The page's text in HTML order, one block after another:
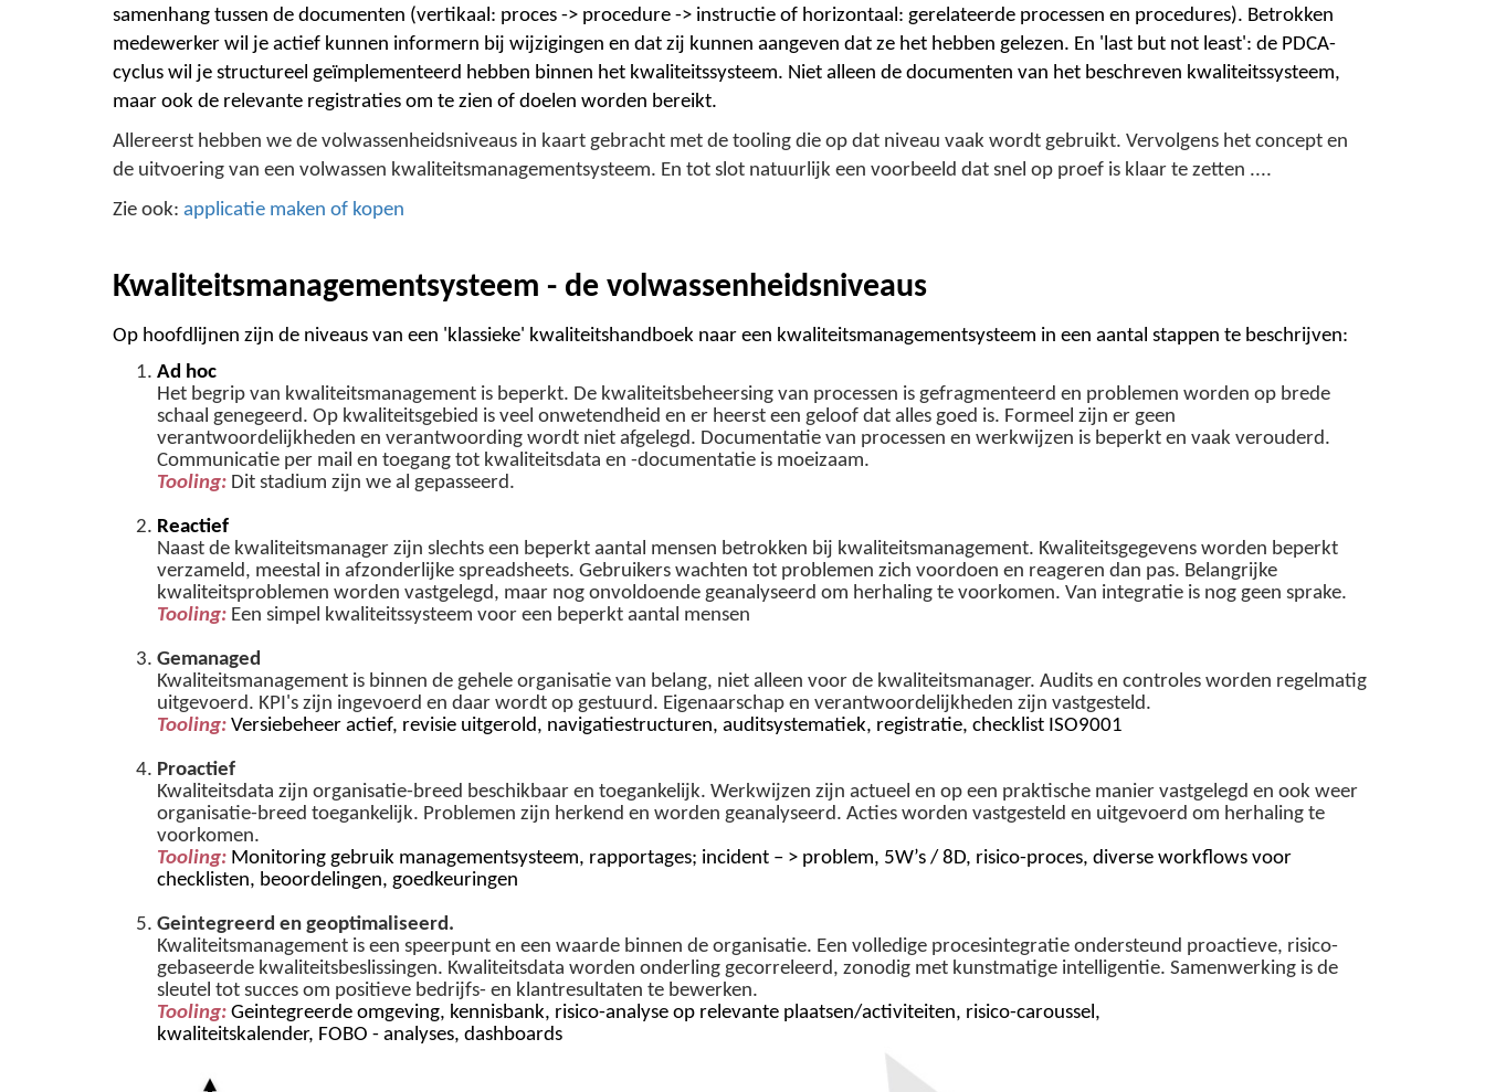
samenhang tussen de documenten (vertikaal: proces -> procedure -> instructie of horizontaal: gerelateerde processen en procedures). Betrokken
medewerker wil je actief kunnen informern bij wijzigingen en dat zij kunnen aangeven dat ze het hebben gelezen. En 'last but not least': de PDCA-
cyclus wil je structureel geïmplementeerd hebben binnen het kwaliteitssysteem. Niet alleen de documenten van het beschreven kwaliteitssysteem,
maar ook de relevante registraties om te zien of doelen worden bereikt.
Allereerst hebben we de volwassenheidsniveaus in kaart gebracht met de tooling die op dat niveau vaak wordt gebruikt. Vervolgens het concept en
de uitvoering van een volwassen kwaliteitsmanagementsysteem. En tot slot natuurlijk een voorbeeld dat snel op proef is klaar te zetten ....
Zie ook: applicatie maken of kopen
Kwaliteitsmanagementsysteem - de volwassenheidsniveaus
Op hoofdlijnen zijn de niveaus van een 'klassieke' kwaliteitshandboek naar een kwaliteitsmanagementsysteem in een aantal stappen te beschrijven:
Ad hoc
Het begrip van kwaliteitsmanagement is beperkt. De kwaliteitsbeheersing van processen is gefragmenteerd en problemen worden op brede
schaal genegeerd. Op kwaliteitsgebied is veel onwetendheid en er heerst een geloof dat alles goed is. Formeel zijn er geen
verantwoordelijkheden en verantwoording wordt niet afgelegd. Documentatie van processen en werkwijzen is beperkt en vaak verouderd.
Communicatie per mail en toegang tot kwaliteitsdata en -documentatie is moeizaam.
Tooling: Dit stadium zijn we al gepasseerd.
Reactief
Naast de kwaliteitsmanager zijn slechts een beperkt aantal mensen betrokken bij kwaliteitsmanagement. Kwaliteitsgegevens worden beperkt
verzameld, meestal in afzonderlijke spreadsheets. Gebruikers wachten tot problemen zich voordoen en reageren dan pas. Belangrijke
kwaliteitsproblemen worden vastgelegd, maar nog onvoldoende geanalyseerd om herhaling te voorkomen. Van integratie is nog geen sprake.
Tooling: Een simpel kwaliteitssysteem voor een beperkt aantal mensen
Gemanaged
Kwaliteitsmanagement is binnen de gehele organisatie van belang, niet alleen voor de kwaliteitsmanager. Audits en controles worden regelmatig
uitgevoerd. KPI's zijn ingevoerd en daar wordt op gestuurd. Eigenaarschap en verantwoordelijkheden zijn vastgesteld.
Tooling: Versiebeheer actief, revisie uitgerold, navigatiestructuren, auditsystematiek, registratie, checklist ISO9001
Proactief
Kwaliteitsdata zijn organisatie-breed beschikbaar en toegankelijk. Werkwijzen zijn actueel en op een praktische manier vastgelegd en ook weer
organisatie-breed toegankelijk. Problemen zijn herkend en worden geanalyseerd. Acties worden vastgesteld en uitgevoerd om herhaling te
voorkomen.
Tooling: Monitoring gebruik managementsysteem, rapportages; incident – > problem, 5W’s / 8D, risico-proces, diverse workflows voor
checklisten, beoordelingen, goedkeuringen
Geintegreerd en geoptimaliseerd.
Kwaliteitsmanagement is een speerpunt en een waarde binnen de organisatie. Een volledige procesintegratie ondersteund proactieve, risico-
gebaseerde kwaliteitsbeslissingen. Kwaliteitsdata worden onderling gecorreleerd, zonodig met kunstmatige intelligentie. Samenwerking is de
sleutel tot succes om positieve bedrijfs- en klantresultaten te bewerken.
Tooling: Geintegreerde omgeving, kennisbank, risico-analyse op relevante plaatsen/activiteiten, risico-caroussel,
kwaliteitskalender, FOBO - analyses, dashboards